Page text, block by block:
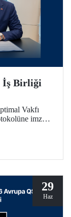
İş Birliği
Vakfı
imza
29
Haz